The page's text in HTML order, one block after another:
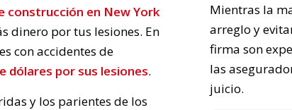
construcción en New York
dinero por tus lesiones. En
con accidentes de
dólares por sus lesiones.
y los parientes de los
Mientras la
arreglo y
firma son
las
juicio.